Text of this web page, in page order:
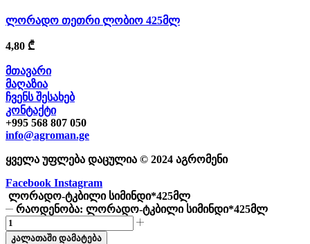
ლორადო თეთრი ლობიო 425მლ
4,80 ₾
მთავარი
მაღაზია
ჩვენს შესახებ
კონტაქტი
+995 568 807 050
info@agroman.ge
ყველა უფლება დაცულია © 2024 აგრომენი
Facebook Instagram
ლორადო-ტკბილი სიმინდი*425მლ
რაოდენობა: ლორადო-ტკბილი სიმინდი*425მლ
კალათაში დამატება